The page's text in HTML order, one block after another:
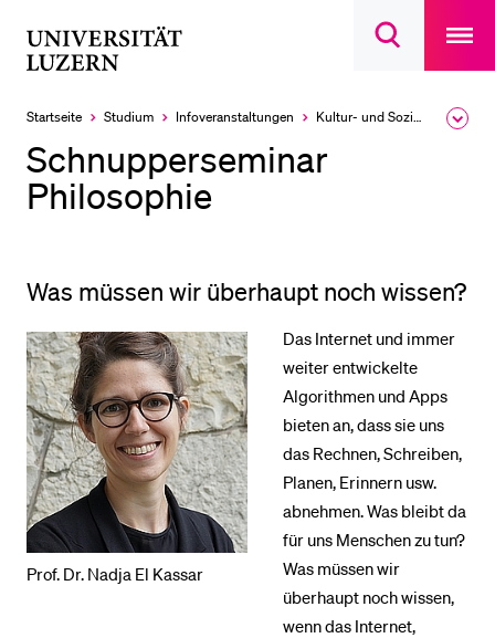
Suchdialog
main
Startseite Studium Infoveranstaltungen Kultur- und Sozial­wissenschaftliche Fakultät
Schnupperseminar
Philosophie
Was müssen wir überhaupt noch wissen?
Prof. Dr. Nadja El Kassar
Das Internet und immer
weiter entwickelte
Algorithmen und Apps
bieten an, dass sie uns
das Rechnen, Schreiben,
Planen, Erinnern usw.
abnehmen. Was bleibt da
für uns Menschen zu tun?
Was müssen wir
überhaupt noch wissen,
wenn das Internet,
LETZTE SUCHEN
DIE UNI FÜR…
Schulklassen und Lehrpersonen
Forschende
Mitarbeitende
Alumni
Stellensuchende
Förderer
Medien
BELIEBTE INHALTE